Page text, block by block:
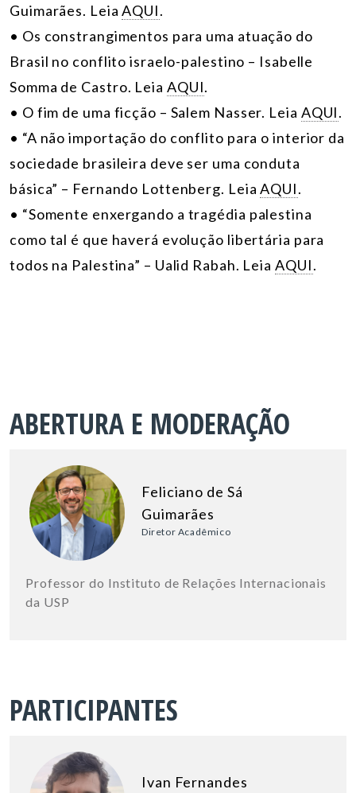
Guimarães. LeiaAQUI.
• Os constrangimentos para uma atuação do
Brasil no conflito israelo-palestino – Isabelle
Somma de Castro. Leia AQUI.
• O fim de uma ficção – Salem Nasser. Leia AQUI.
• “A não importação do conflito para o interior da
sociedade brasileira deve ser uma conduta
básica” – Fernando Lottenberg. LeiaAQUI.
• “Somente enxergando a tragédia palestina
como tal é que haverá evolução libertária para
todos na Palestina” – Ualid Rabah. Leia AQUI.
ABERTURA E MODERAÇÃO
Feliciano de Sá
Guimarães
Diretor Acadêmico
Professor do Instituto de Relações Internacionais
da USP
PARTICIPANTES
Ivan Fernandes